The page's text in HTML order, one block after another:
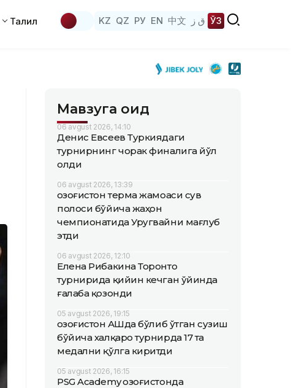
Таҳлил KZ QZ РУ EN 中文 ق ز ЎЗ
Мавзуга оид
06 avgust 2026, 14:10
Денис Евсеев Туркиядаги
турнирнинг чорак финалига йўл
олди
06 avgust 2026, 13:39
Қозоғистон терма жамоаси сув
полоси бўйича жаҳон
чемпионатида Уругвайни мағлуб
этди
06 avgust 2026, 12:10
Елена Рибакина Торонто
турнирида қийин кечган ўйинда
ғалаба қозонди
05 avgust 2026, 19:15
Қозоғистон АҚШда бўлиб ўтган сузиш
бўйича халқаро турнирда 17 та
медални қўлга киритди
05 avgust 2026, 16:15
PSG Academy Қозоғистонда